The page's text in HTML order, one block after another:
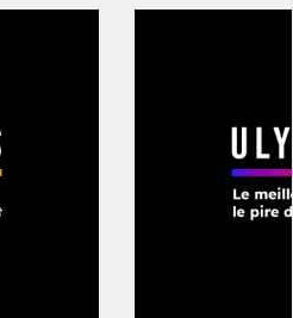
n’étonne plus personne de
est saturée des
Mais si la nouvelle ne